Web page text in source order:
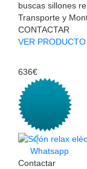
buscas sillones
Transporte y
CONTACTAR
VER PRODUCTO
636€
Whatsapp
Contactar